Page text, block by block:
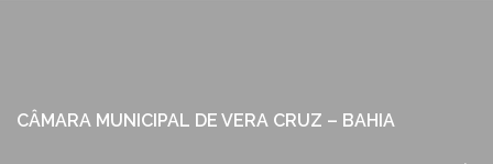
CÂMARA MUNICIPAL DE VERA CRUZ – BAHIA